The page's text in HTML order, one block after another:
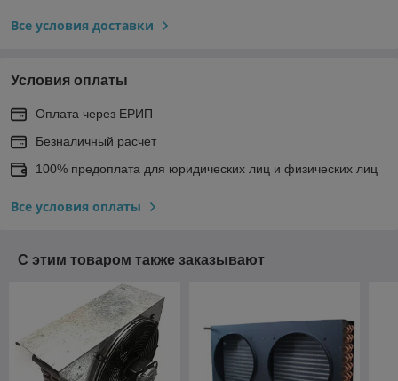
Все условия доставки
Условия оплаты
Оплата через ЕРИП
Безналичный расчет
100% предоплата для юридических лиц и физических лиц
Все условия оплаты
С этим товаром также заказывают